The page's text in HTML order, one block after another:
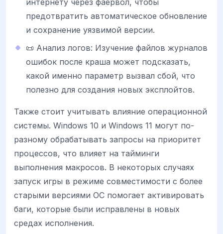
предотвратить автоматическое обновление
и сохранение уязвимой версии.
📜 Анализ логов: Изучение файлов журналов
ошибок после краша может подсказать,
какой именно параметр вызвал сбой, что
полезно для создания новых эксплойтов.
Также стоит учитывать влияние операционной
системы. Windows 10 и Windows 11 могут по-
разному обрабатывать запросы на приоритет
процессов, что влияет на тайминги
выполнения макросов. В некоторых случаях
запуск игры в режиме совместимости с более
старыми версиями ОС помогает активировать
баги, которые были исправлены в новых
средах исполнения.